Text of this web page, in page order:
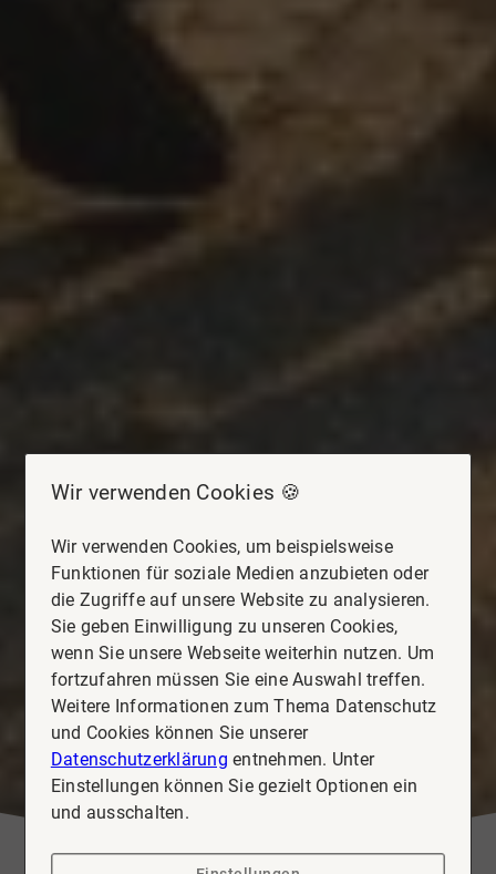
Wir verwenden Cookies 🍪
Wir verwenden Cookies, um beispielsweise
Funktionen für soziale Medien anzubieten oder
die Zugriffe auf unsere Website zu analysieren.
Sie geben Einwilligung zu unseren Cookies,
wenn Sie unsere Webseite weiterhin nutzen. Um
fortzufahren müssen Sie eine Auswahl treffen.
Weitere Informationen zum Thema Datenschutz
und Cookies können Sie unserer
Datenschutzerklärung entnehmen. Unter
Einstellungen können Sie gezielt Optionen ein
und ausschalten.